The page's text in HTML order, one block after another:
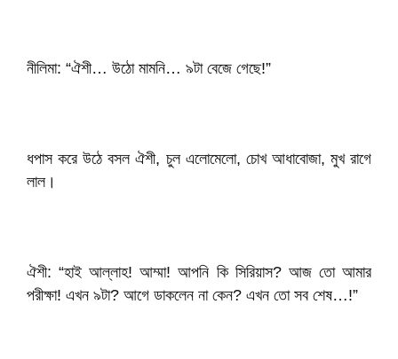
নীলিমা: “ঐশী… উঠো মামনি… ৯টা বেজে গেছে!”
ধপাস করে উঠে বসল ঐশী, চুল এলোমেলো, চোখ আধাবোজা, মুখ রাগে
লাল।
ঐশী: “হাই আল্লাহ! আম্মা! আপনি কি সিরিয়াস? আজ তো আমার
পরীক্ষা! এখন ৯টা? আগে ডাকলেন না কেন? এখন তো সব শেষ…!”